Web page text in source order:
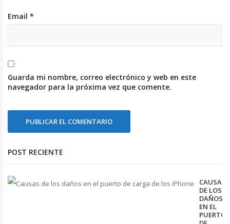
Email *
Guarda mi nombre, correo electrónico y web en este
navegador para la próxima vez que comente.
POST RECIENTE
CAUSAS
DE LOS
DAÑOS
EN EL
PUERTO